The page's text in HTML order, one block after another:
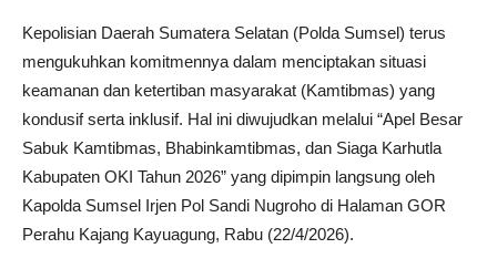
Kepolisian Daerah Sumatera Selatan (Polda Sumsel) terus
mengukuhkan komitmennya dalam menciptakan situasi
keamanan dan ketertiban masyarakat (Kamtibmas) yang
kondusif serta inklusif. Hal ini diwujudkan melalui “Apel Besar
Sabuk Kamtibmas, Bhabinkamtibmas, dan Siaga Karhutla
Kabupaten OKI Tahun 2026” yang dipimpin langsung oleh
Kapolda Sumsel Irjen Pol Sandi Nugroho di Halaman GOR
Perahu Kajang Kayuagung, Rabu (22/4/2026).